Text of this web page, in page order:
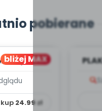
pobierane
bliżej MAX
–
24.99zł